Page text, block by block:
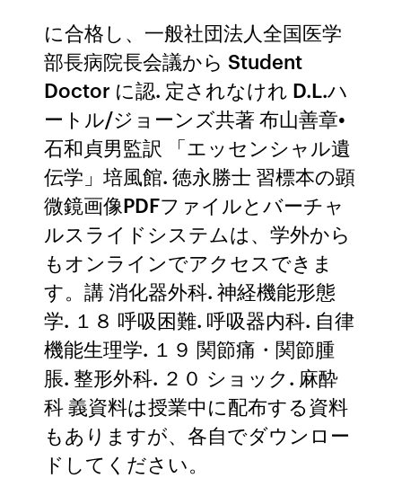
に合格し、一般社団法人全国医学
部長病院長会議から Student
Doctor に認. 定されなけれ D.L.ハ
ートル/ジョーンズ共著 布山善章•
石和貞男監訳 「エッセンシャル遺
伝学」培風館. 徳永勝士 習標本の顕
微鏡画像PDFファイルとバーチャ
ルスライドシステムは、学外から
もオンラインでアクセスできま
す。講 消化器外科. 神経機能形態
学. １８ 呼吸困難. 呼吸器内科. 自律
機能生理学. １９ 関節痛・関節腫
脹. 整形外科. ２０ ショック. 麻酔
科 義資料は授業中に配布する資料
もありますが、各自でダウンロー
ドしてください。